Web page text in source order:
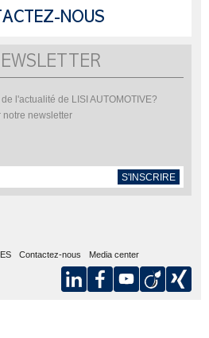
NOUS
l'actualité de LISI AUTOMOTIVE?
notre newsletter
S'INSCRIRE
Contactez-nous
Media center